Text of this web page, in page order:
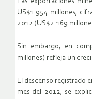
US$1.954 millones,
2012 (US$2.169
Sin embargo, en
millones) refleja un
El descenso registrado
mes del 2012, se